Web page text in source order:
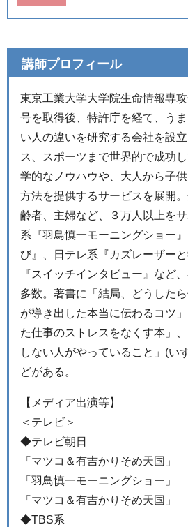
講師プロフィール
東京工業大学大学院生命情報専
号を取得後、特許庁を経て、う
い人の違いを研究する会社を設
ス、スポーツまで世界的で成功
学的なノウハウや、大人から子
方法を提供するサービスを展開
齢者、主婦など、３万人以上を
系『羽鳥慎一モーニングショー
び』、日テレ系『カズレーザー
『スイッチインタビュー』など
多数。著書に「結局、どうした
が導き出した本当に伝わるコツ
た仕事のストレスをなくす本」
しない人がやっていること」(い
どがある。
【メディア出演等】
＜テレビ＞
◆テレビ朝日
「マツコ＆有吉かりそめ天国」
「羽鳥慎一モーニングショー」
「マツコ＆有吉かりそめ天国」
◆TBS系